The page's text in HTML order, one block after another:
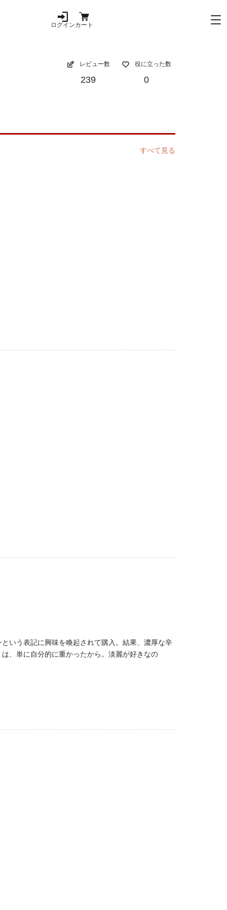
ログインカート
レビュー数
239
役に立った数
0
すべて見る
いう表記に興味を喚起されて購入。結果、濃厚な辛
、単に自分的に重かったから。淡麗が好きなの